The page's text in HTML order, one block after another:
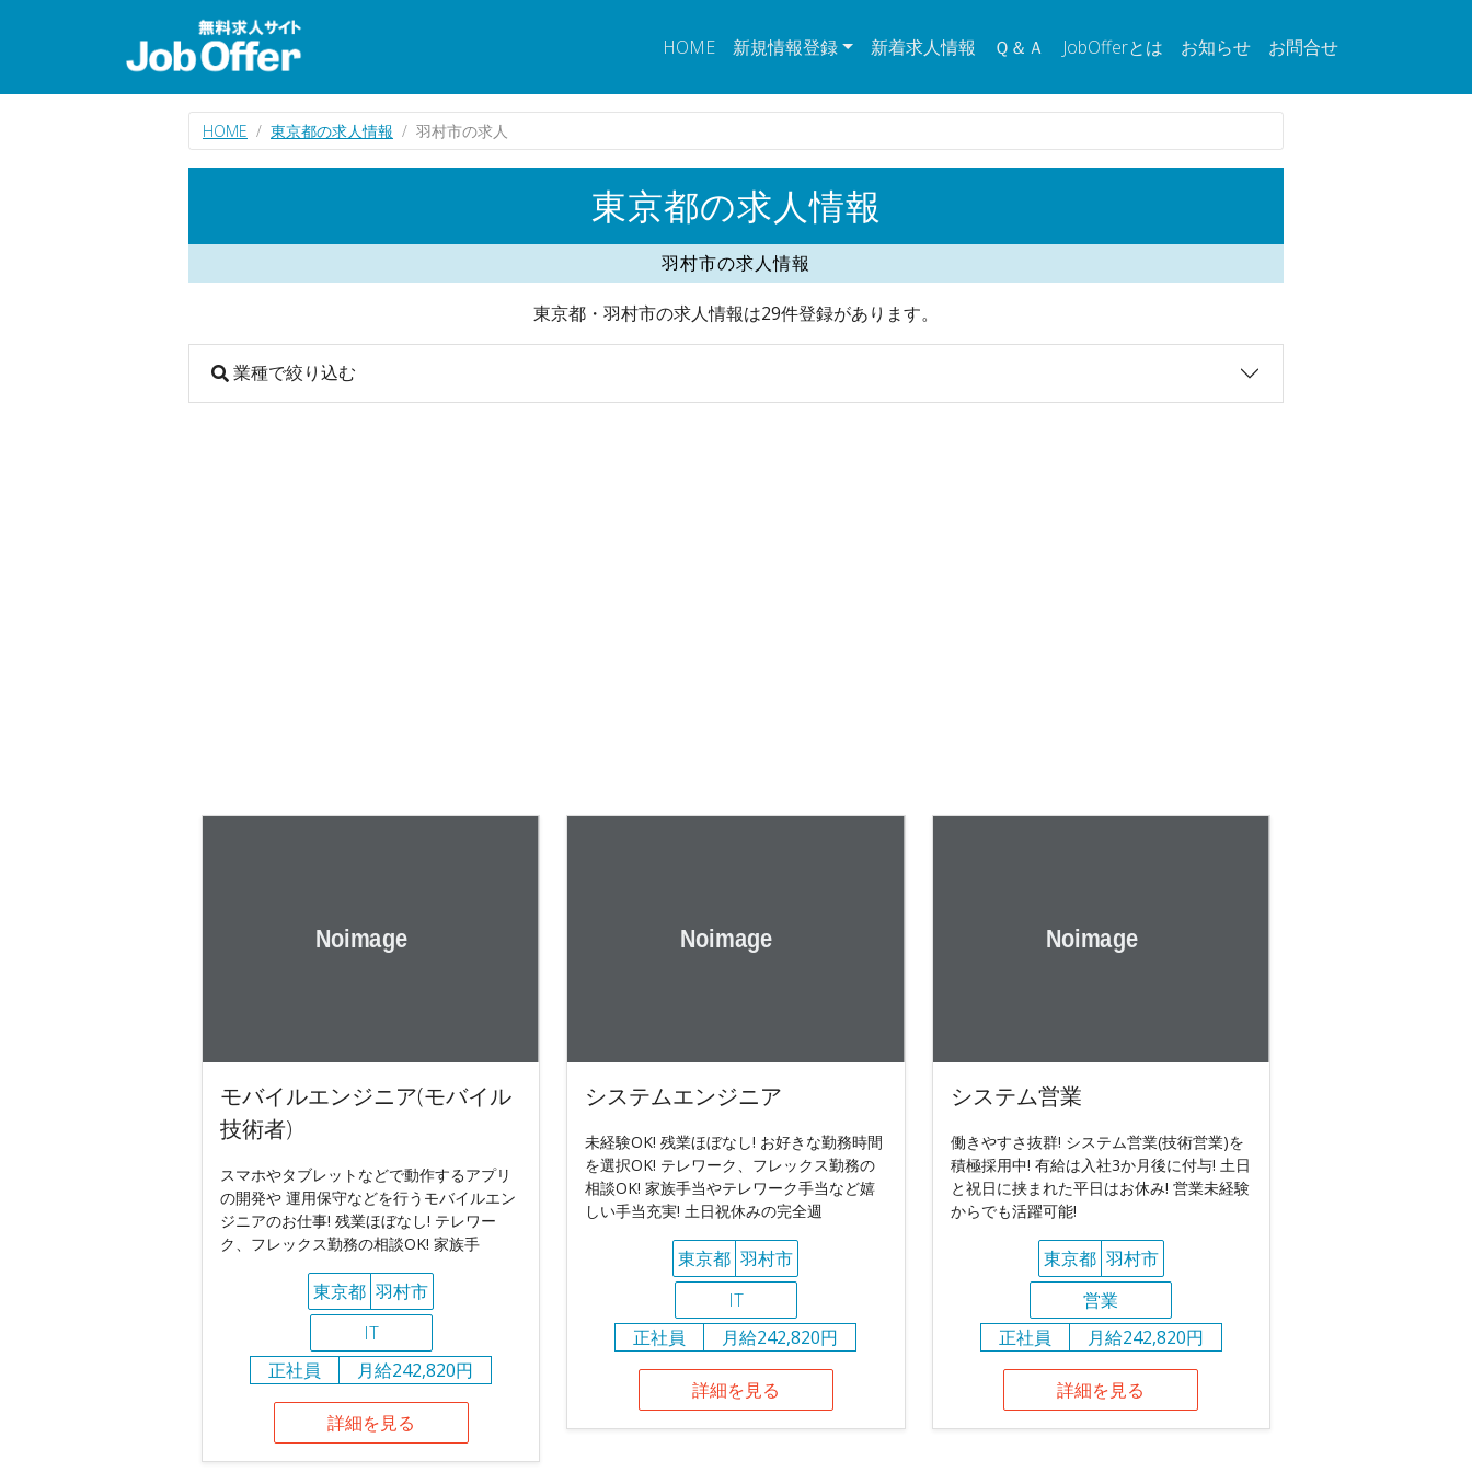
HOME 新規情報登録 新着求人情報 Ｑ＆Ａ JobOfferとは お知らせ お問合せ
HOME 東京都の求人情報 羽村市の求人
東京都の求人情報
羽村市の求人情報
東京都・羽村市の求人情報は29件登録があります。
業種で絞り込む
モバイルエンジニア(モバイル
技術者)
スマホやタブレットなどで動作するアプリ
の開発や 運用保守などを行うモバイルエン
ジニアのお仕事! 残業ほぼなし! テレワー
ク、フレックス勤務の相談OK! 家族手
東京都 羽村市
IT
正社員
月給242,820円
詳細を見る
システムエンジニア
未経験OK! 残業ほぼなし! お好きな勤務時間
を選択OK! テレワーク、フレックス勤務の
相談OK! 家族手当やテレワーク手当など嬉
しい手当充実! 土日祝休みの完全週
東京都 羽村市
IT
正社員
月給242,820円
詳細を見る
システム営業
働きやすさ抜群! システム営業(技術営業)を
積極採用中! 有給は入社3か月後に付与! 土日
と祝日に挟まれた平日はお休み! 営業未経験
からでも活躍可能!
東京都 羽村市
営業
正社員
月給242,820円
詳細を見る